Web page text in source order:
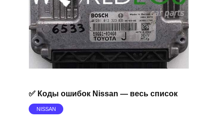
✅ Коды ошибок Nissan — весь список
NISSAN